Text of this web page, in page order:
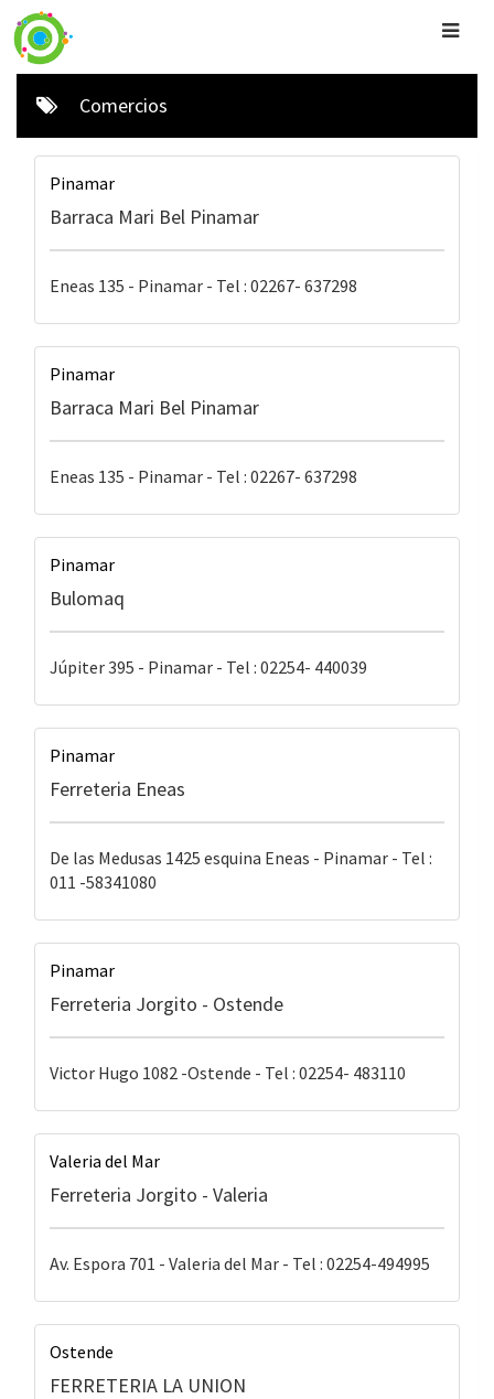
Comercios
Pinamar
Barraca Mari Bel Pinamar
Eneas 135 - Pinamar - Tel : 02267- 637298
Pinamar
Barraca Mari Bel Pinamar
Eneas 135 - Pinamar - Tel : 02267- 637298
Pinamar
Bulomaq
Júpiter 395 - Pinamar - Tel : 02254- 440039
Pinamar
Ferreteria Eneas
De las Medusas 1425 esquina Eneas - Pinamar - Tel :
011 -58341080
Pinamar
Ferreteria Jorgito - Ostende
Victor Hugo 1082 -Ostende - Tel : 02254- 483110
Valeria del Mar
Ferreteria Jorgito - Valeria
Av. Espora 701 - Valeria del Mar - Tel : 02254-494995
Ostende
FERRETERIA LA UNION